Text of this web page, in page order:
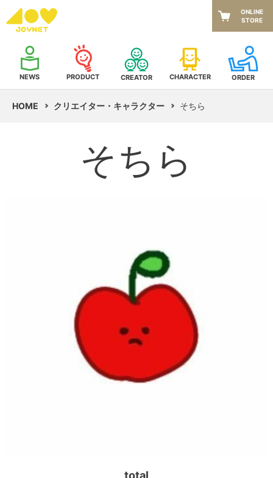
NEWS PRODUCT CREATOR CHARACTER ORDER
ONLINE
STORE
HOME クリエイター・キャラクター そちら
そちら
total